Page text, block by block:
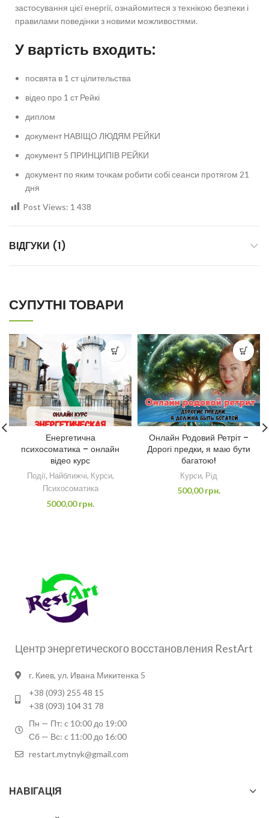
застосування цієї енергії, ознайомитеся з технікою безпеки і
правилами поведінки з новими можливостями.
У вартість входить:
посвята в 1 ст цілительства
відео про 1 ст Рейкі
диплом
документ НАВІЩО ЛЮДЯМ РЕЙКИ
документ 5 ПРИНЦИПІВ РЕЙКИ
документ по яким точкам робити собі сеанси протягом 21
дня
Post Views: 1 438
ВІДГУКИ (1)
СУПУТНІ ТОВАРИ
Енергетична
психосоматика – онлайн
відео курс
Події, Найближчі, Курси,
Психосоматика
5000,00грн.
Онлайн Родовий Ретріт –
Дорогі предки, я маю бути
багатою!
Курси, Рід
500,00грн.
Центр энергетического восстановления RestArt
г. Киев, ул. Ивана Микитенка 5
+38 (093) 255 48 15
+38 (093) 104 31 78
Пн — Пт: c 10:00 до 19:00
Сб — Вс: c 11:00 до 16:00
restart.mytnyk@gmail.com
НАВІГАЦІЯ